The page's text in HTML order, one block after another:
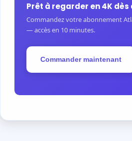
Prêt à regarder en 4K dès
Commandez votre abonnement
— accès en 10 minutes.
Commander maintenant